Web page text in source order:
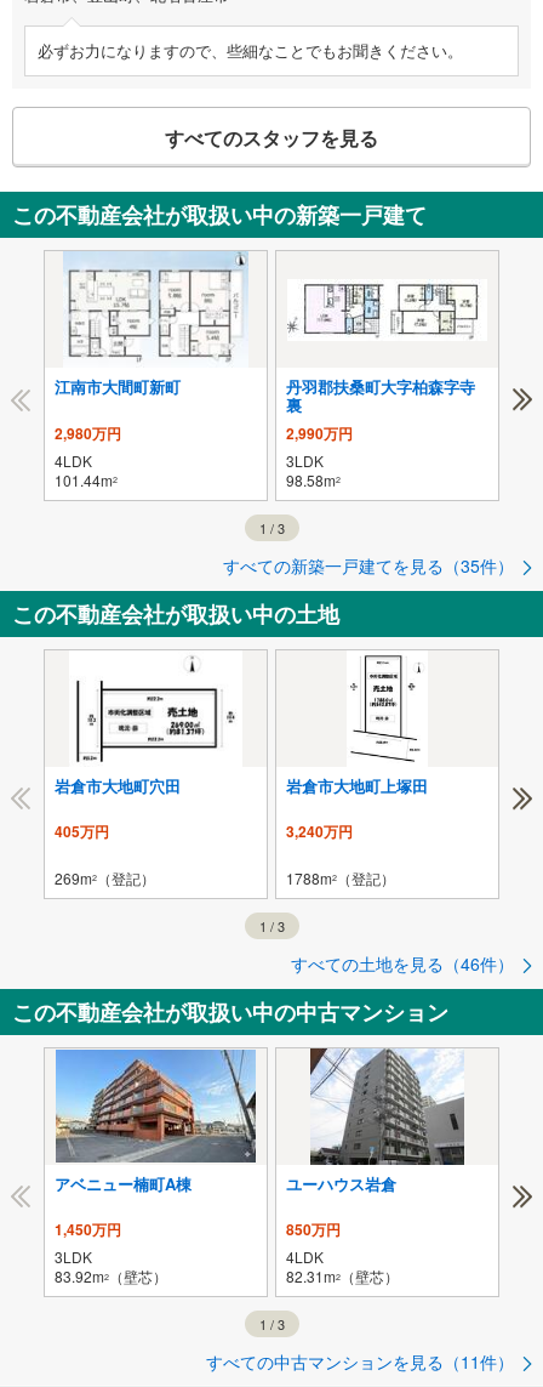
必ずお力になりますので、些細なことでもお聞きください。
すべてのスタッフを見る
この不動産会社が取扱い中の新築一戸建て
江南市大間町新町
2,980万円
4LDK
101.44m2
丹羽郡扶桑町大字柏森字寺
裏
2,990万円
3LDK
98.58m2
小
1 /3
すべての新築一戸建てを見る（35件）
この不動産会社が取扱い中の土地
岩倉市大地町穴田
405万円
269m2 （登記）
岩倉市大地町上塚田
3,240万円
1788m2 （登記）
岩
1 /3
すべての土地を見る（46件）
この不動産会社が取扱い中の中古マンション
アベニュー楠町A棟
1,450万円
3LDK
83.92m2 （壁芯）
ユーハウス岩倉
850万円
4LDK
82.31m2 （壁芯）
グ
1 /3
すべての中古マンションを見る（11件）